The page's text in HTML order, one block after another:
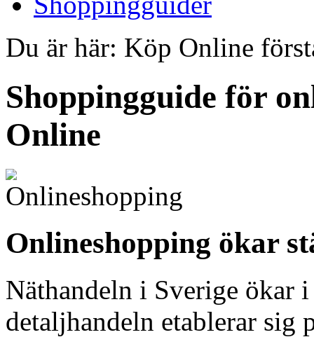
Du är här: Köp Online
Shoppingguide för
Online
Onlineshopping ökar
Näthandeln i Sverige ökar
detaljhandeln etablerar sig